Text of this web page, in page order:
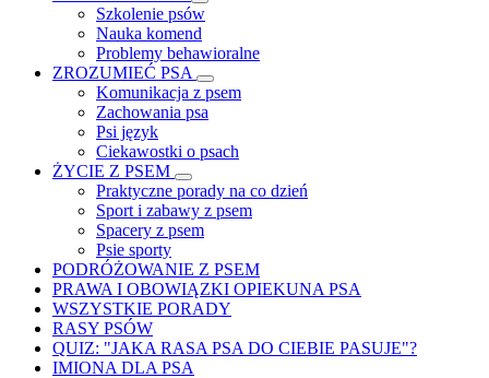
Szkolenie psów
Nauka komend
Problemy behawioralne
ZROZUMIEĆ PSA
Komunikacja z psem
Zachowania psa
Psi język
Ciekawostki o psach
ŻYCIE Z PSEM
Praktyczne porady na co dzień
Sport i zabawy z psem
Spacery z psem
Psie sporty
PODRÓŻOWANIE Z PSEM
PRAWA I OBOWIĄZKI OPIEKUNA PSA
WSZYSTKIE PORADY
RASY PSÓW
QUIZ: "JAKA RASA PSA DO CIEBIE PASUJE"?
IMIONA DLA PSA